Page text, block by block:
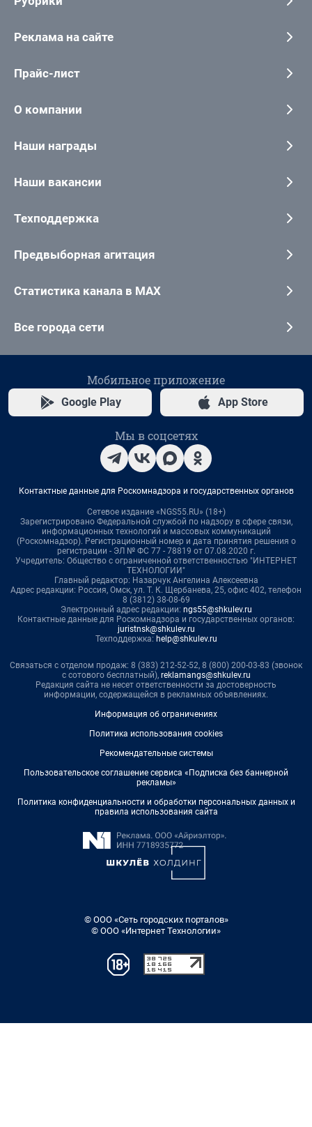
Реклама на сайте
Прайс-лист
О компании
Наши награды
Наши вакансии
Техподдержка
Предвыборная агитация
Статистика канала в MAX
Все города сети
Мобильное приложение
Google Play App Store
Мы в соцсетях
Контактные данные для Роскомнадзора и государственных органов
Сетевое издание «NGS55.RU» (18+)
Зарегистрировано Федеральной службой по надзору в сфере связи,
информационных технологий и массовых коммуникаций
(Роскомнадзор). Регистрационный номер и дата принятия решения о
регистрации - ЭЛ № ФС 77 - 78819 от 07.08.2020 г.
Учредитель: Общество с ограниченной ответственностью "ИНТЕРНЕТ
ТЕХНОЛОГИИ"
Главный редактор: Назарчук Ангелина Алексеевна
Адрес редакции: Россия, Омск, ул. Т. К. Щербанева, 25, офис 402, телефон
8 (3812) 38-08-69
Электронный адрес редакции: ngs55@shkulev.ru
Контактные данные для Роскомнадзора и государственных органов:
juristnsk@shkulev.ru
Техподдержка: help@shkulev.ru
Связаться с отделом продаж: 8 (383) 212-52-52, 8 (800) 200-03-83 (звонок
с сотового бесплатный), reklamangs@shkulev.ru
Редакция сайта не несет ответственности за достоверность
информации, содержащейся в рекламных объявлениях.
Информация об ограничениях
Политика использования cookies
Рекомендательные системы
Пользовательское соглашение сервиса «Подписка без баннерной
рекламы»
Политика конфиденциальности и обработки персональных данных и
правила использования сайта
© ООО «Сеть городских порталов»
© ООО «Интернет Технологии»